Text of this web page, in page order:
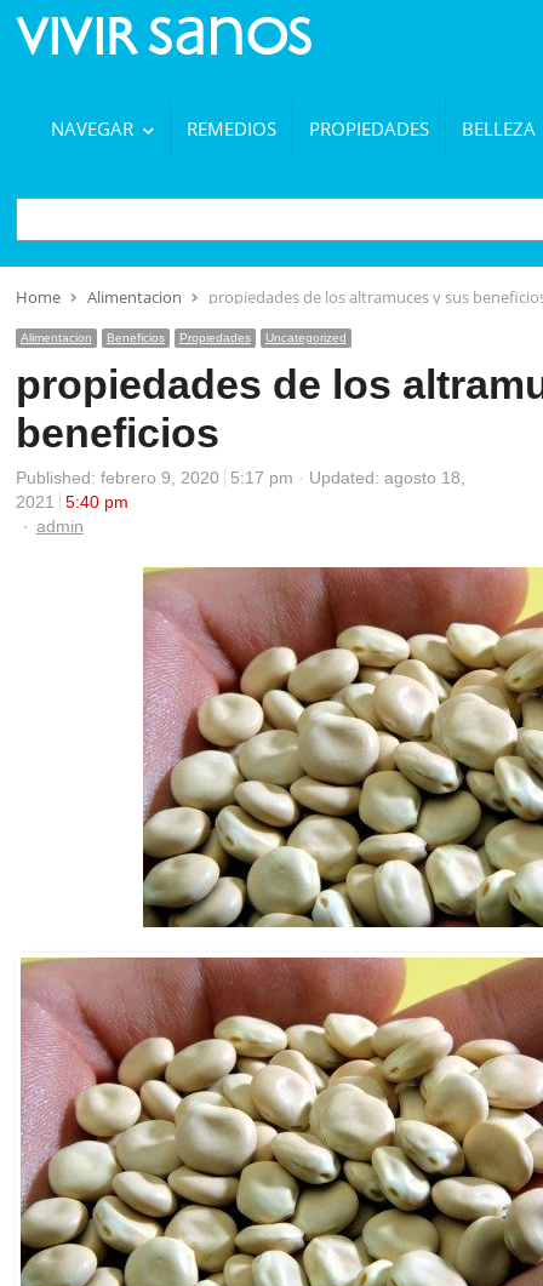
NAVEGAR REMEDIOS PROPIEDADES BELLEZA
BUSCAR
Home Alimentacion propiedades de los altramuces y sus
Alimentacion Beneficios Propiedades Uncategorized
propiedades de los
beneficios
Published: febrero 9, 2020 5:17 pm
Updated: agosto 18,
2021
5:40 pm
Author
admin